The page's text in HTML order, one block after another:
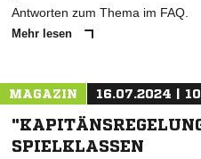
Antworten zum Thema im FAQ.
Mehr lesen
MAGAZIN 16.07.2024 |
SPIELKLASSEN